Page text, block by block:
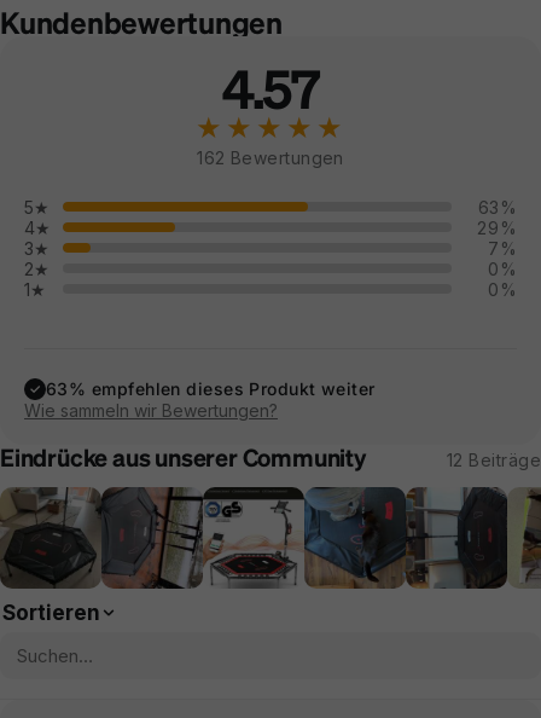
Kundenbewertungen
4.57
★★★★★
162 Bewertungen
5★
63%
4★
29%
3★
7%
2★
0%
1★
0%
✓ 63% empfehlen dieses Produkt weiter
Wie sammeln wir Bewertungen?
Eindrücke aus unserer Community 12 Beiträge
Sortieren